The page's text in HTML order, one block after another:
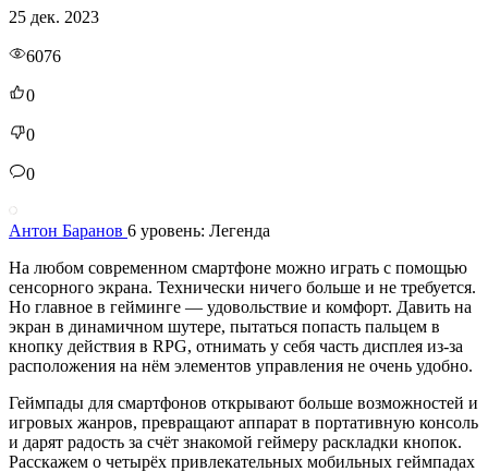
25 дек. 2023
6076
0
0
0
Антон Баранов 6 уровень: Легенда
На любом современном смартфоне можно играть с помощью
сенсорного экрана. Технически ничего больше и не требуется.
Но главное в гейминге — удовольствие и комфорт. Давить на
экран в динамичном шутере, пытаться попасть пальцем в
кнопку действия в RPG, отнимать у себя часть дисплея из-за
расположения на нём элементов управления не очень удобно.
Геймпады для смартфонов открывают больше возможностей и
игровых жанров, превращают аппарат в портативную консоль
и дарят радость за счёт знакомой геймеру раскладки кнопок.
Расскажем о четырёх привлекательных мобильных геймпадах